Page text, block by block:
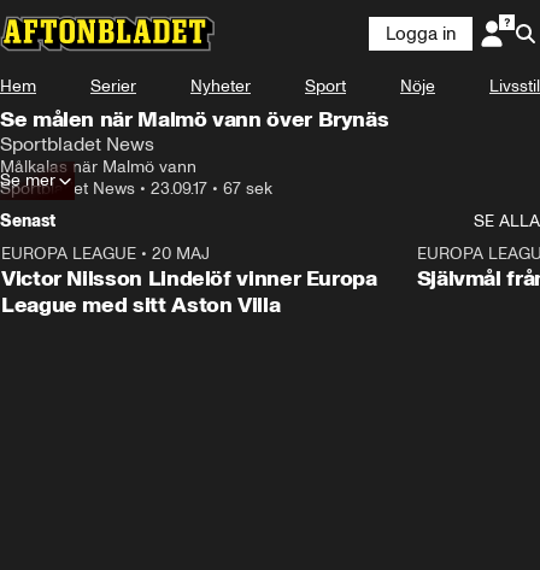
Logga in
Hem Serier Nyheter Sport Nöje Livsstil
Se målen när Malmö vann över Brynäs
Sportbladet News
Målkalas när Malmö vann
Sportbladet News • 23.09.17 • 67 sek
Se mer
Senast
SE ALLA
EUROPA LEAGUE • 20 MAJ
Victor Nilsson Lindelöf vinner Europa
League med sitt Aston Villa
EUROPA
Självmål